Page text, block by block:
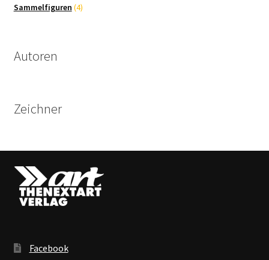
Produkte
Sammelfiguren 44
Autoren
Zeichner
Facebook